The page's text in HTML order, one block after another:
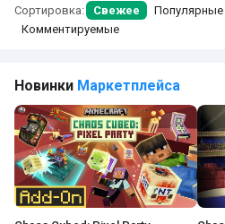
Сортировка: Свежее Популярные
Комментируемые
Новинки Маркетплейса